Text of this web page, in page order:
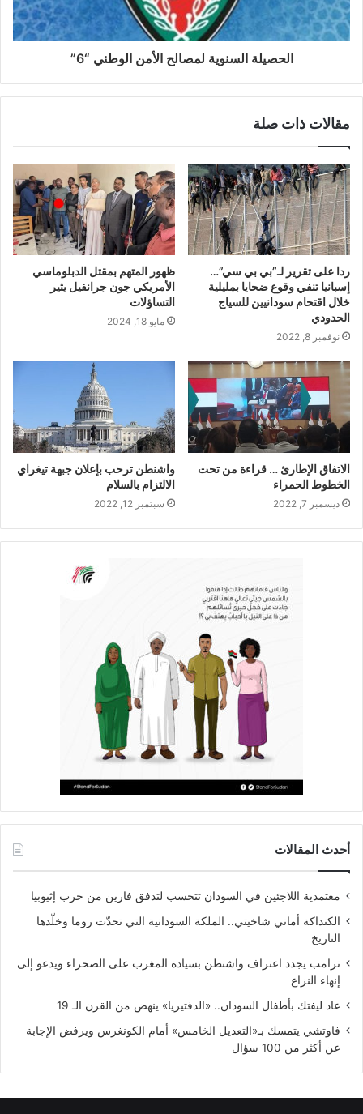
الحصيلة السنوية لمصالح الأمن الوطني “6”
مقالات ذات صلة
ردا على تقرير لـ”بي بي سي”…
إسبانيا تنفي وقوع ضحايا بمليلية
خلال اقتحام سودانيين للسياج
الحدودي
نوفمبر 8, 2022
ظهور المتهم بمقتل الدبلوماسي
الأمريكي جون جرانفيل يثير
التساؤلات
مايو 18, 2024
الاتفاق الإطارئ … قراءة من تحت
الخطوط الحمراء
ديسمبر 7, 2022
واشنطن ترحب بإعلان جبهة تيغراي
الالتزام بالسلام
سبتمبر 12, 2022
أحدث المقالات
معتمدية اللاجئين في السودان تتحسب لتدفق فارين من حرب إثيوبيا
الكنداكة أماني شاخيتي.. الملكة السودانية التي تحدّت روما وخلّدها
التاريخ
ترامب يجدد اعتراف واشنطن بسيادة المغرب على الصحراء ويدعو إلى
إنهاء النزاع
عاد ليفتك بأطفال السودان.. «الدفتيريا» ينهض من القرن الـ 19
فاوتشي يتمسك بـ«التعديل الخامس» أمام الكونغرس ويرفض الإجابة
عن أكثر من 100 سؤال